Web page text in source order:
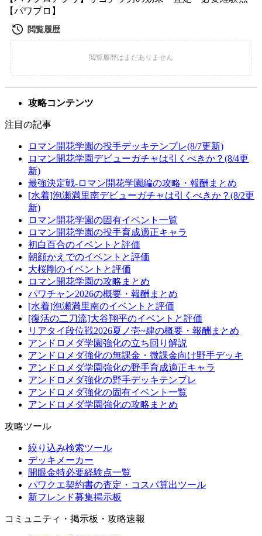
【パワプロ】
攻略コンテンツ
注目の記事
ロマン開花学園の投手デッキテンプレ(8/7更新)
ロマン開花学園デビューガチャは引くべきか？(8/4更
新)
最強決定戦-ロマン開花学園編の攻略・報酬まとめ
[水着]泡瀬満里南デビューガチャは引くべきか？(8/2更
新)
ロマン開花学園の固有イベント一覧
ロマン開花学園の投手育成適正キャラ
初白百合のイベントと評価
朝顔かえでのイベントと評価
大桜剛のイベントと評価
ロマン開花学園の攻略まとめ
パワチャン2026の概要・報酬まとめ
[水着]泡瀬満里南のイベントと評価
[復活の二刀流]大谷翔平のイベントと評価
リアタイ段位戦2026夏ノ壱~肆の概要・報酬まとめ
アンドロメダ学園強化の立ち回り解説
アンドロメダ強化の無課金・微課金向け野手デッキ
アンドロメダ学園強化の野手育成適正キャラ
アンドロメダ強化の野手デッキテンプレ
アンドロメダ強化の固有イベント一覧
アンドロメダ学園強化の攻略まとめ
攻略ツール
絞り込み検索ツール
デッキメーカー
開眼金特必要経験点一覧
パワクエ契約書の査定・コスパ算出ツール
新フレンド募集掲示板
コミュニティ・掲示板・攻略速報